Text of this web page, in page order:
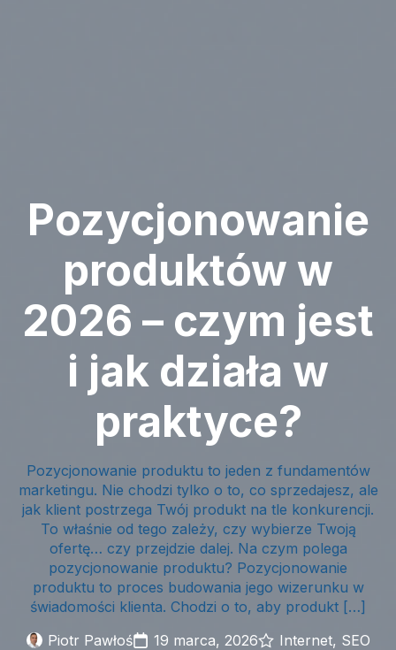
Pozycjonowanie
produktów w
2026 – czym jest
i jak działa w
praktyce?
Pozycjonowanie produktu to jeden z fundamentów
marketingu. Nie chodzi tylko o to, co sprzedajesz, ale
jak klient postrzega Twój produkt na tle konkurencji.
To właśnie od tego zależy, czy wybierze Twoją
ofertę… czy przejdzie dalej. Na czym polega
pozycjonowanie produktu? Pozycjonowanie
produktu to proces budowania jego wizerunku w
świadomości klienta. Chodzi o to, aby produkt […]
Piotr Pawłoś
19 marca, 2026 Internet SEO